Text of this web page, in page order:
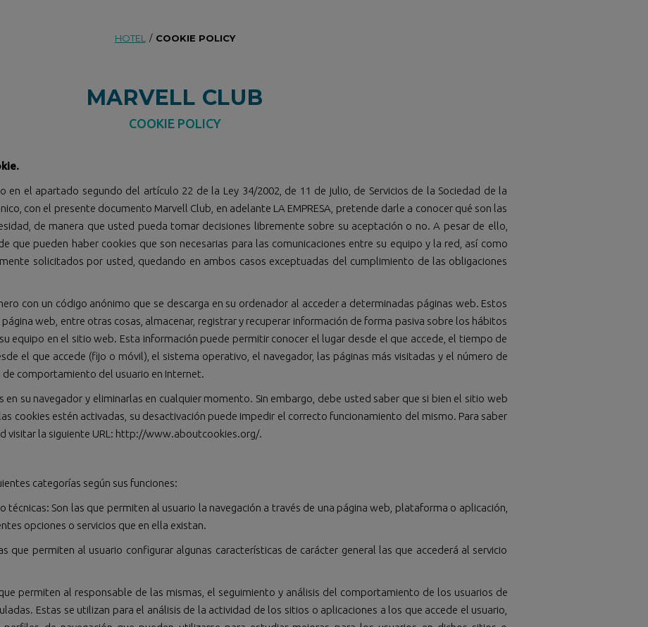
COOKIE POLICY
HOTEL / COOKIE POLICY
MARVELL CLUB
COOKIE POLICY
en el apartado segundo del artículo 22 de la Ley 34/2002, de 11 de julio, de Servicios de la Sociedad de la
con el presente documento Marvell Club, en adelante LA EMPRESA, pretende darle a conocer qué son las
de manera que usted pueda tomar decisiones libremente sobre su aceptación o no. A pesar de ello,
que pueden haber cookies que son necesarias para las comunicaciones entre su equipo y la red, así como
solicitados por usted, quedando en ambos casos exceptuadas del cumplimiento de las obligaciones
con un código anónimo que se descarga en su ordenador al acceder a determinadas páginas web. Estos
web, entre otras cosas, almacenar, registrar y recuperar información de forma pasiva sobre los hábitos
equipo en el sitio web. Esta información puede permitir conocer el lugar desde el que accede, el tiempo de
el que accede (fijo o móvil), el sistema operativo, el navegador, las páginas más visitadas y el número de
comportamiento del usuario en Internet.
en su navegador y eliminarlas en cualquier momento. Sin embargo, debe usted saber que si bien el sitio web
cookies estén activadas, su desactivación puede impedir el correcto funcionamiento del mismo. Para saber
visitar la siguiente URL: http://www.aboutcookies.org/.
categorías según sus funciones:
técnicas: Son las que permiten al usuario la navegación a través de una página web, plataforma o aplicación,
opciones o servicios que en ella existan.
que permiten al usuario configurar algunas características de carácter general las que accederá al servicio
permiten al responsable de las mismas, el seguimiento y análisis del comportamiento de los usuarios de
Estas se utilizan para el análisis de la actividad de los sitios o aplicaciones a los que accede el usuario,